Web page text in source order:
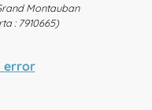
Montauban
: 7910665)
error